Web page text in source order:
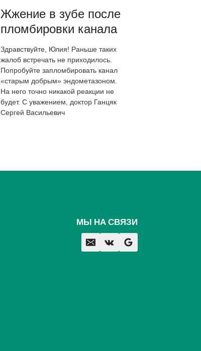
Жжение в зубе после
пломбировки канала
Здравствуйте, Юлия! Раньше таких
жалоб встречать не приходилось.
Попробуйте запломбировать канал
«старым добрым» эндометазоном.
На него точно никакой реакции не
будет. С уважением, доктор Ганцяк
Сергей Васильевич
МЫ НА СВЯЗИ